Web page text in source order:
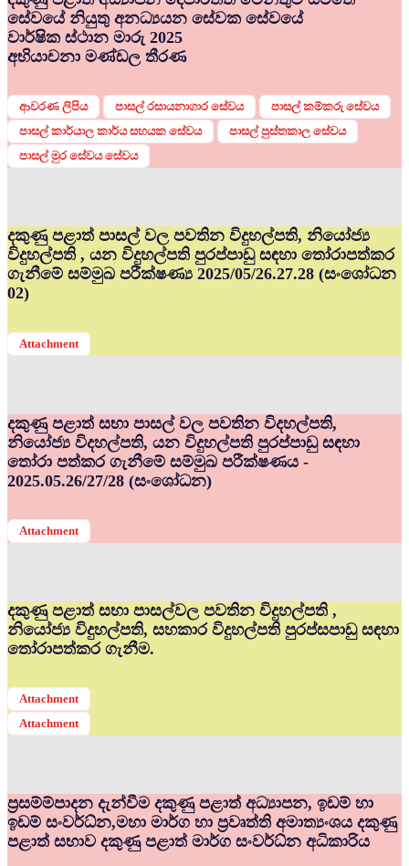
සේවයේ නියුතු අනධ්‍යයන සේවක සේවයේ
වාර්ෂික ස්ථාන මාරු 2025
අභියාචනා මණ්ඩල තීරණ
ආවරණ ලිපිය පාසල් රසායනාගාර සේවය
පාසල් කම්කරු සේවය
පාසල් කාර්යාල කාර්ය සහයක සේවය
පාසල් පුස්තකාල සේවය
පාසල් මුර සේවය සේවය
දකුණු පළාත් පාසල් වල පවතින විදුහල්පති, නියෝජ්‍ය
විදුහල්පති , යන විදුහල්පති පුරප්පාඩු සඳහා තෝරාපත්කර
ගැනීමේ සම්මුඛ පරීක්ෂණ්‍ය 2025/05/26.27.28 (සංශෝධන
02)
Attachment
දකුණු පළාත් සභා පාසල් වල පවතින විදහල්පති,
නියෝජ්‍ය විදහල්පති, යන විදුහල්පති පුරප්පාඩු සඳහා
තෝරා පත්කර ගැනීමේ සම්මුඛ පරීක්ෂණය -
2025.05.26/27/28 (සංශෝධන)
Attachment
දකුණු පළාත් සභා පාසල්වල පවතින විදුහල්පති ,
නියෝජ්‍ය විදුහල්පති, සහකාර විදුහල්පති පුරප්සපාඩු සඳහා
තෝරාපත්කර ගැනීම.
Attachment
Attachment
ප්‍රසම්ම්පාදන දැන්වීම දකුණු පළාත් අධ්‍යාපන, ඉඩම් හා
ඉඩම් සංවර්ධ්‍න,මහා මාර්ග හා ප්‍රවෘත්ති අමාත්‍යංශය දකුණු
පළාත් සභාව දකුණු පළාත් මාර්ග සංවර්ධ්‍න අධිකාරිය